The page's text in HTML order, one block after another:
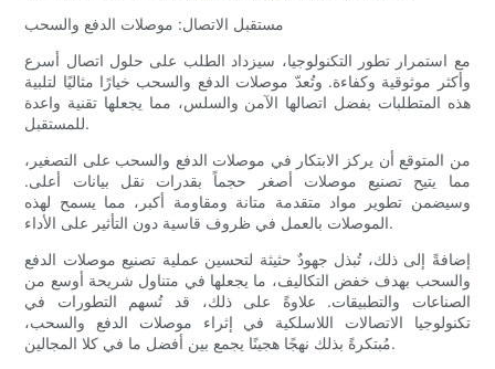
مستقبل الاتصال: موصلات الدفع والسحب
مع استمرار تطور التكنولوجيا، سيزداد الطلب على حلول اتصال أسرع
وأكثر موثوقية وكفاءة. وتُعدّ موصلات الدفع والسحب خيارًا مثاليًا لتلبية
هذه المتطلبات بفضل اتصالها الآمن والسلس، مما يجعلها تقنية واعدة
للمستقبل.
من المتوقع أن يركز الابتكار في موصلات الدفع والسحب على التصغير،
مما يتيح تصنيع موصلات أصغر حجماً بقدرات نقل بيانات أعلى.
وسيضمن تطوير مواد متقدمة متانة ومقاومة أكبر، مما يسمح لهذه
الموصلات بالعمل في ظروف قاسية دون التأثير على الأداء.
إضافةً إلى ذلك، تُبذل جهودٌ حثيثة لتحسين عملية تصنيع موصلات الدفع
والسحب بهدف خفض التكاليف، ما يجعلها في متناول شريحة أوسع من
الصناعات والتطبيقات. علاوةً على ذلك، قد تُسهم التطورات في
تكنولوجيا الاتصالات اللاسلكية في إثراء موصلات الدفع والسحب،
مُبتكرةً بذلك نهجًا هجينًا يجمع بين أفضل ما في كلا المجالين.